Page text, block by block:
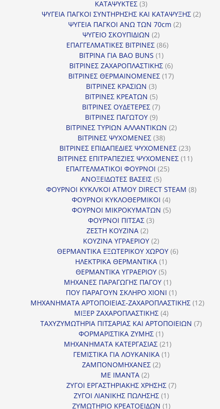
ΚΑΤΑΨΥΚΤΕΣ 33
προϊόντα
ΨΥΓΕΙΑ ΠΑΓΚΟΙ ΣΥΝΤΗΡΗΣΗΣ ΚΑΙ ΚΑΤΑΨΥΞΗΣ 22
ΨΥΓΕΙΑ ΠΑΓΚΟΙ ΑΝΩ ΤΩΝ 70cm 22
ΨΥΓΕΙΟ ΣΚΟΥΠΙΔΙΩΝ 22
προϊόντα
ΕΠΑΓΓΕΛΜΑΤΙΚΕΣ ΒΙΤΡΙΝΕΣ 8686
ΒΙΤΡΙΝΑ ΓΙΑ BAO BUNS 11
προϊόν
ΒΙΤΡΙΝΕΣ ΖΑΧΑΡΟΠΛΑΣΤΙΚΗΣ 66
προϊόντα
ΒΙΤΡΙΝΕΣ ΘΕΡΜΑΙΝΟΜΕΝΕΣ 1717
ΒΙΤΡΙΝΕΣ ΚΡΑΣΙΩΝ 33
προϊόντα
ΒΙΤΡΙΝΕΣ ΚΡΕΑΤΩΝ 55
προϊόντα
ΒΙΤΡΙΝΕΣ ΟΥΔΕΤΕΡΕΣ 77
ΒΙΤΡΙΝΕΣ ΠΑΓΩΤΟΥ 99
προϊόντα
ΒΙΤΡΙΝΕΣ ΤΥΡΙΩΝ ΑΛΛΑΝΤΙΚΩΝ 22
ΒΙΤΡΙΝΕΣ ΨΥΧΟΜΕΝΕΣ 3838
προϊόντα
ΒΙΤΡΙΝΕΣ ΕΠΙΔΑΠΕΔΙΕΣ ΨΥΧΟΜΕΝΕΣ 2323
προϊόντα
ΒΙΤΡΙΝΕΣ ΕΠΙΤΡΑΠΕΖΙΕΣ ΨΥΧΟΜΕΝΕΣ 1111
ΕΠΑΓΓΕΛΜΑΤΙΚΟΙ ΦΟΥΡΝΟΙ 2525
ΑΝΟΞΕΙΔΩΤΕΣ ΒΑΣΕΙΣ 55
προϊόντα
ΦΟΥΡΝΟΙ ΚΥΚΛ/ΚΟΙ ΑΤΜΟΥ DIRECT STEAM 88
ΦΟΥΡΝΟΙ ΚΥΚΛΟΘΕΡΜΙΚΟΙ 44
προϊόντα
ΦΟΥΡΝΟΙ ΜΙΚΡΟΚΥΜΑΤΩΝ 55
ΦΟΥΡΝΟΙ ΠΙΤΣΑΣ 33
ΖΕΣΤΗ ΚΟΥΖΙΝΑ 22
προϊόντα
ΚΟΥΖΙΝΑ ΥΓΡΑΕΡΙΟΥ 22
προϊόντα
ΘΕΡΜΑΝΤΙΚΑ ΕΞΩΤΕΡΙΚΟΥ ΧΩΡΟΥ 66
ΗΛΕΚΤΡΙΚΑ ΘΕΡΜΑΝΤΙΚΑ 11
προϊόν
ΘΕΡΜΑΝΤΙΚΑ ΥΓΡΑΕΡΙΟΥ 55
προϊόντα
ΜΗΧΑΝΕΣ ΠΑΡΑΓΩΓΗΣ ΠΑΓΟΥ 11
προϊόν
ΠΟΥ ΠΑΡΑΓΟΥΝ ΣΚΛΗΡΟ ΧΙΟΝΙ 11
προϊόν
ΜΗΧΑΝΗΜΑΤΑ ΑΡΤΟΠΟΙΕΙΑΣ-ΖΑΧΑΡΟΠΛΑΣΤΙΚΗΣ 1212
ΜΙΞΕΡ ΖΑΧΑΡΟΠΛΑΣΤΙΚΗΣ 44
προϊόντα
ΤΑΧΥΖΥΜΩΤΗΡΙΑ ΠΙΤΣΑΡΙΑΣ ΚΑΙ ΑΡΤΟΠΟΙΕΙΩΝ 77
ΦΟΡΜΑΡΙΣΤΙΚΑ ΖΥΜΗΣ 11
προϊόν
ΜΗΧΑΝΗΜΑΤΑ ΚΑΤΕΡΓΑΣΙΑΣ 2121
προϊόντα
ΓΕΜΙΣΤΙΚΑ ΓΙΑ ΛΟΥΚΑΝΙΚΑ 11
ΖΑΜΠΟΝΟΜΗΧΑΝΕΣ 22
ΜΕ ΙΜΑΝΤΑ 22
προϊόντα
ΖΥΓΟΙ ΕΡΓΑΣΤΗΡΙΑΚΗΣ ΧΡΗΣΗΣ 77
ΖΥΓΟΙ ΛΙΑΝΙΚΗΣ ΠΩΛΗΣΗΣ 11
προϊόν
ΖΥΜΩΤΗΡΙΟ ΚΡΕΑΤΟΕΙΔΩΝ 11